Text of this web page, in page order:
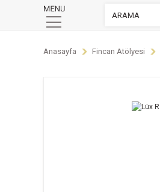
Anasayfa Fincan Atölyesi